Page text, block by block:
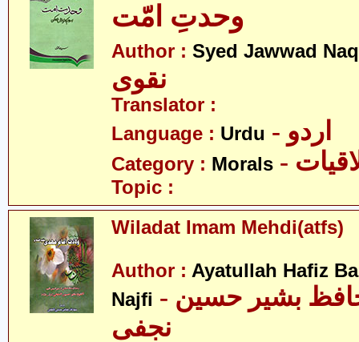
وحدتِ امّت
Author : Syed Jawwad
نقوی
Translator :
Language : Urdu - اردو
Category : Morals
Topic :
Wiladat Imam Mehdi(atfs)
Author : Ayatullah Hafiz
Najfi - آیت اللہ حافظ بشیر حسین
نجفی